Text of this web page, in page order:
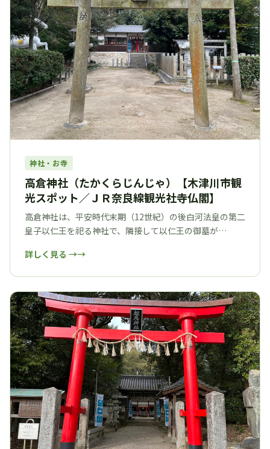
神社・お寺
高倉神社（たかくらじんじゃ）【木津川市観
光スポット／ＪＲ奈良線観光社寺仏閣】
高倉神社は、平安時代末期（12世紀）の後白河法皇の第二
皇子以仁王を祀る神社で、隣接して以仁王の御墓が…
詳しく見る →